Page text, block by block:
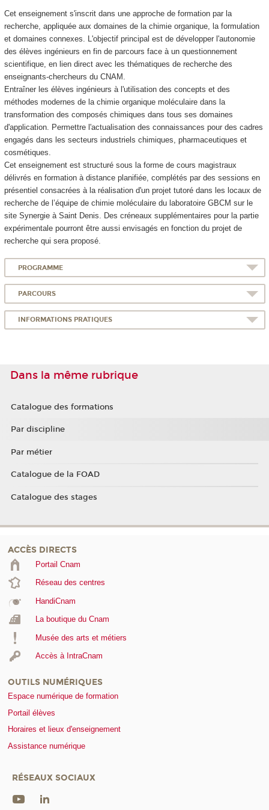
Cet enseignement s'inscrit dans une approche de formation par la
recherche, appliquée aux domaines de la chimie organique, la formulation
et domaines connexes. L'objectif principal est de développer l'autonomie
des élèves ingénieurs en fin de parcours face à un questionnement
scientifique, en lien direct avec les thématiques de recherche des
enseignants-chercheurs du CNAM.
Entraîner les élèves ingénieurs à l'utilisation des concepts et des
méthodes modernes de la chimie organique moléculaire dans la
transformation des composés chimiques dans tous ses domaines
d'application. Permettre l'actualisation des connaissances pour des cadres
engagés dans les secteurs industriels chimiques, pharmaceutiques et
cosmétiques.
Cet enseignement est structuré sous la forme de cours magistraux
délivrés en formation à distance planifiée, complétés par des sessions en
présentiel consacrées à la réalisation d'un projet tutoré dans les locaux de
recherche de l’équipe de chimie moléculaire du laboratoire GBCM sur le
site Synergie à Saint Denis. Des créneaux supplémentaires pour la partie
expérimentale pourront être aussi envisagés en fonction du projet de
recherche qui sera proposé.
PROGRAMME
PARCOURS
INFORMATIONS PRATIQUES
Dans la même rubrique
Catalogue des formations
Par discipline
Par métier
Catalogue de la FOAD
Catalogue des stages
ACCÈS DIRECTS
Portail Cnam
Réseau des centres
HandiCnam
La boutique du Cnam
Musée des arts et métiers
Accès à IntraCnam
OUTILS NUMÉRIQUES
Espace numérique de formation
Portail élèves
Horaires et lieux d'enseignement
Assistance numérique
RÉSEAUX SOCIAUX